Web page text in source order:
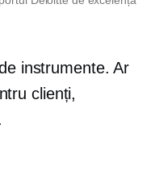
instrumente. Ar
clienți,